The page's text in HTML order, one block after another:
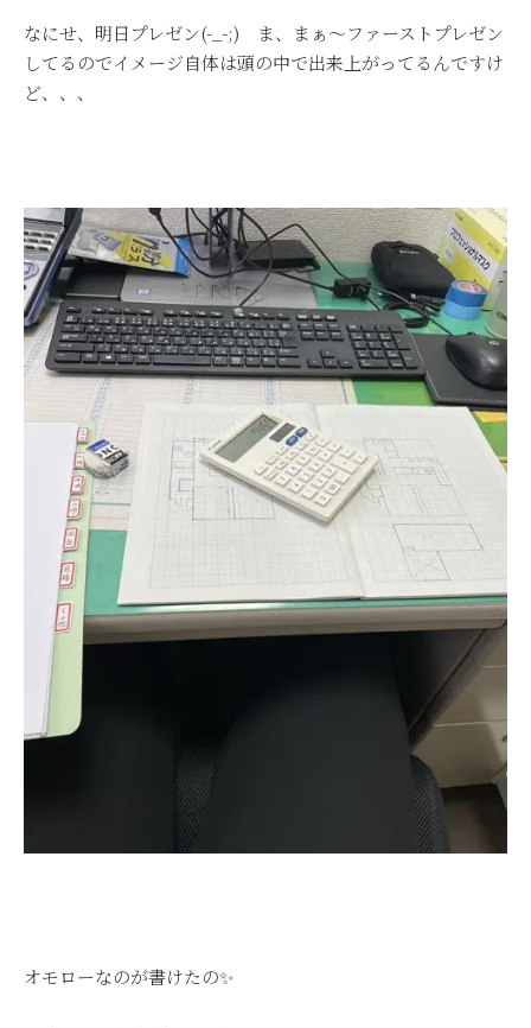
なにせ、明日プレゼン(-_-;) ま、まぁ～ファーストプレゼン
してるのでイメージ自体は頭の中で出来上がってるんですけ
ど、、、
オモローなのが書けたの✨